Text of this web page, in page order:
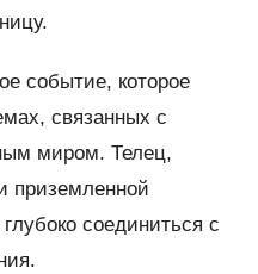
событие, которое
связанных с
миром. Телец,
приземленной
соединиться с